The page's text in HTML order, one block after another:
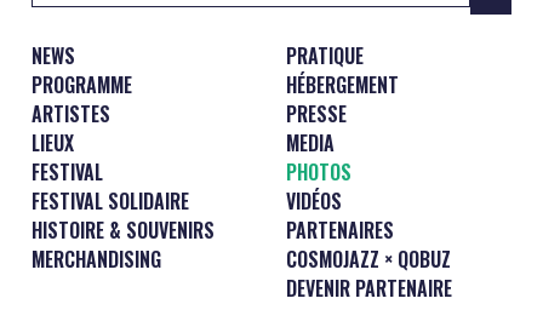
NEWS
PROGRAMME
ARTISTES
LIEUX
FESTIVAL
FESTIVAL SOLIDAIRE
HISTOIRE & SOUVENIRS
MERCHANDISING
PRATIQUE
HÉBERGEMENT
PRESSE
MEDIA
PHOTOS
VIDÉOS
PARTENAIRES
COSMOJAZZ × QOBUZ
DEVENIR PARTENAIRE